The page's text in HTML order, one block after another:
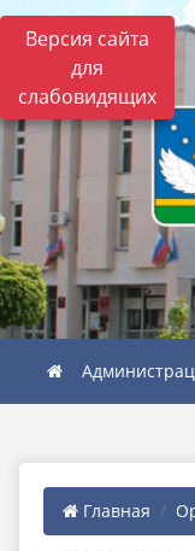
Версия сайта
для
слабовидящих
Главная